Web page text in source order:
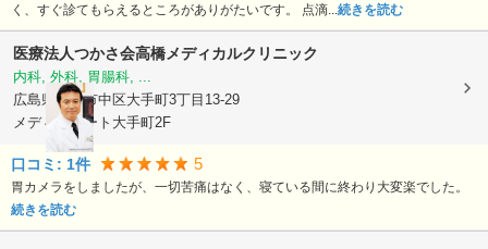
く、すぐ診てもらえるところがありがたいです。 点滴... 続きを読む
医療法人つかさ会高橋メディカルクリニック
内科, 外科, 胃腸科, ...
広島県広島市中区大手町3丁目13-29
メディオコート大手町2F
口コミ: 1件 5
胃カメラをしましたが、一切苦痛はなく、寝ている間に終わり大変楽でした。
続きを読む